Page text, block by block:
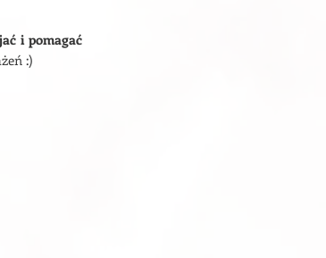
i pomagać
:)